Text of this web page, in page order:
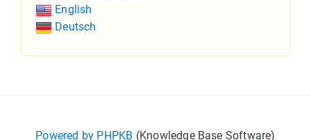
English
Deutsch
Powered by PHPKB (Knowledge Base Software)